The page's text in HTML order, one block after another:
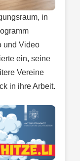
in
und Video
ein, seine
Vereine
in ihre Arbeit.